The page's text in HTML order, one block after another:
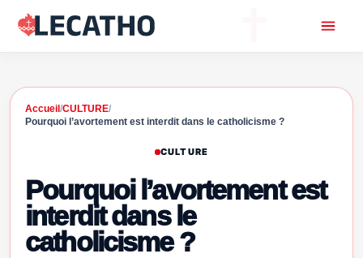
Accueil /CULTURE/
Pourquoi l’avortement est interdit dans le catholicisme ?
CULTURE
Pourquoi l’avortement est
interdit dans le
catholicisme ?